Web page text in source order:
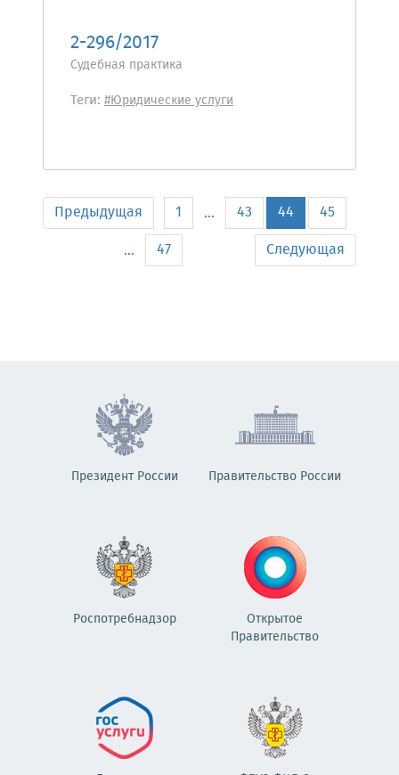
2-296/2017
Судебная практика
Теги: #Юридические услуги
Предыдущая 1 ... 43 44
45
...
47 Следующая
Президент России Правительство России
Роспотребнадзор
Открытое
Правительство